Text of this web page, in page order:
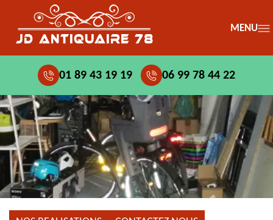
MENU
01 89 43 19 19 06 99 78 44 22